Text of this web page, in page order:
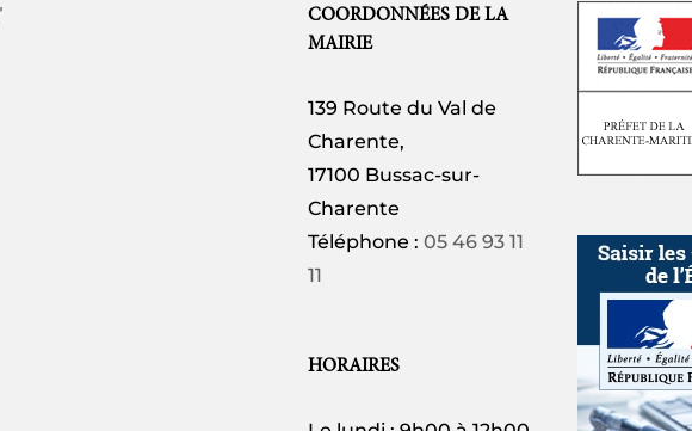
COORDONNÉES DE LA
MAIRIE
139 Route du Val de
Charente,
17100 Bussac-sur-
Charente
Téléphone : 05 46 93 11
11
HORAIRES